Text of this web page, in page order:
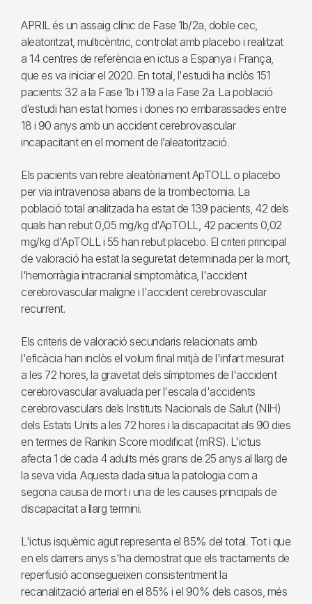
APRIL és un assaig clínic de Fase 1b/2a, doble cec,
aleatoritzat, multicèntric, controlat amb placebo i realitzat
a 14 centres de referència en ictus a Espanya i França,
que es va iniciar el 2020. En total, l'estudi ha inclòs 151
pacients: 32 a la Fase 1b i 119 a la Fase 2a. La població
d’estudi han estat homes i dones no embarassades entre
18 i 90 anys amb un accident cerebrovascular
incapacitant en el moment de l’aleatorització.
Els pacients van rebre aleatòriament ApTOLL o placebo
per via intravenosa abans de la trombectomia. La
població total analitzada ha estat de 139 pacients, 42 dels
quals han rebut 0,05 mg/kg d'ApTOLL, 42 pacients 0,02
mg/kg d'ApTOLL i 55 han rebut placebo. El criteri principal
de valoració ha estat la seguretat determinada per la mort,
l'hemorràgia intracranial simptomàtica, l'accident
cerebrovascular maligne i l'accident cerebrovascular
recurrent.
Els criteris de valoració secundaris relacionats amb
l'eficàcia han inclòs el volum final mitjà de l'infart mesurat
a les 72 hores, la gravetat dels símptomes de l'accident
cerebrovascular avaluada per l'escala d'accidents
cerebrovasculars dels Instituts Nacionals de Salut (NIH)
dels Estats Units a les 72 hores i la discapacitat als 90 dies
en termes de Rankin Score modificat (mRS). L'ictus
afecta 1 de cada 4 adults més grans de 25 anys al llarg de
la seva vida. Aquesta dada situa la patologia com a
segona causa de mort i una de les causes principals de
discapacitat a llarg termini.
L'ictus isquèmic agut representa el 85% del total. Tot i que
en els darrers anys s'ha demostrat que els tractaments de
reperfusió aconsegueixen consistentment la
recanalització arterial en el 85% i el 90% dels casos, més